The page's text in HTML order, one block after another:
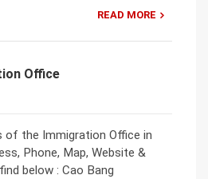
READ MORE
Office
of the Immigration Office in
Phone, Map, Website &
below : Cao Bang